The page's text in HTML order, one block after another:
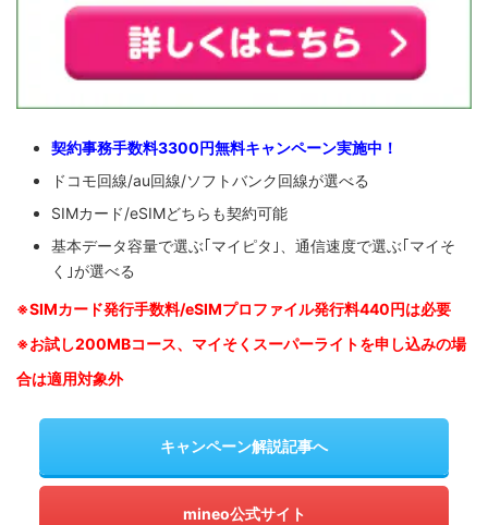
契約事務手数料3300円無料キャンペーン実施中！
ドコモ回線/au回線/ソフトバンク回線が選べる
SIMカード/eSIMどちらも契約可能
基本データ容量で選ぶ｢マイピタ｣、通信速度で選ぶ｢マイそ
く｣が選べる
※SIMカード発行手数料/eSIMプロファイル発行料440円は必要
※お試し200MBコース、マイそくスーパーライトを申し込みの場
合は適用対象外
キャンペーン解説記事へ
mineo公式サイト